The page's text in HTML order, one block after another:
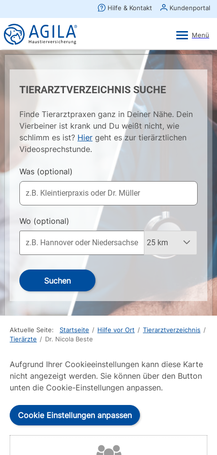
TIERARZTVERZEICHNIS SUCHE
Finde Tierarztpraxen ganz in Deiner Nähe. Dein
Vierbeiner ist krank und Du weißt nicht, wie
schlimm es ist? Hier geht es zur tierärztlichen
Videosprechstunde.
Was (optional)
Wo (optional)
Suchen
Aktuelle Seite: Startseite / Hilfe vor Ort / Tierarztverzeichnis /
Tierärzte / Dr. Nicola Beste
Aufgrund Ihrer Cookieeinstellungen kann diese Karte
nicht angezeigt werden. Sie können über den Button
unten die Cookie-Einstellungen anpassen.
Cookie Einstellungen anpassen
×
AGILA Kunden-App
Gratis - Im Play Store laden
Ansehen